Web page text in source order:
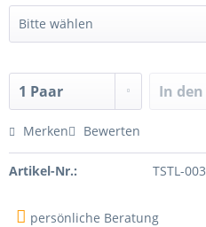
In den
Merken Bewerten
Artikel-Nr.: TSTL-003
persönliche Beratung